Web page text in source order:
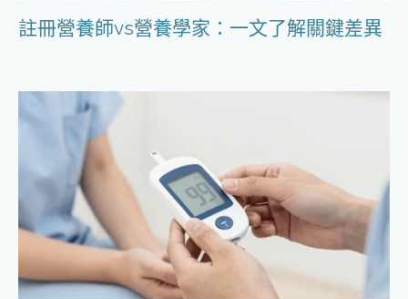
註冊營養師vs營養學家：一文了解關鍵差異